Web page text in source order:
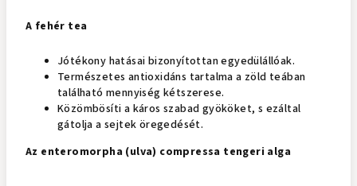
A fehér tea
Jótékony hatásai bizonyítottan egyedülállóak.
Természetes antioxidáns tartalma a zöld teában
található mennyiség kétszerese.
Közömbösíti a káros szabad gyököket, s ezáltal
gátolja a sejtek öregedését.
Az enteromorpha (ulva) compressa tengeri alga